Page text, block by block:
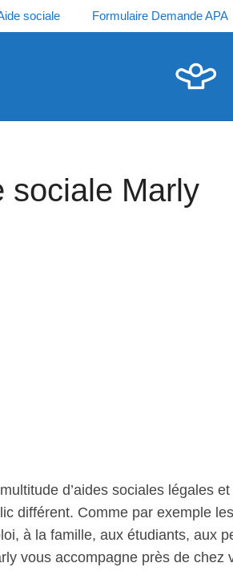
sociale Formulaire Demande APA
sociale Marly
d’aides sociales légales
différent. Comme par exemple
à la famille, aux étudiants, aux
vous accompagne près de